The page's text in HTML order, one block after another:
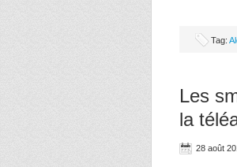
Tag:
Les
la
28 août